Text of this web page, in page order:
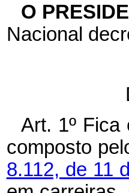
O
Nacional
Art. 1º Fica
composto
8.112, de 11